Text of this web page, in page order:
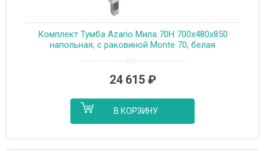
Комплект Тумба Azario Мила 70Н 700х480х850
напольная, с раковиной Monte 70, белая
24 615 ₽
В КОРЗИНУ